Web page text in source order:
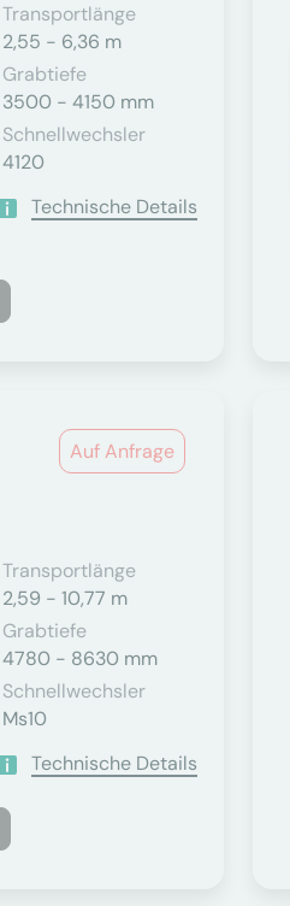
Transportlänge
2,55 - 6,36 m
Grabtiefe
3500 - 4150 mm
Schnellwechsler
4120
Technische Details
Auf Anfrage
Transportlänge
2,59 - 10,77 m
Grabtiefe
4780 - 8630 mm
Schnellwechsler
Ms10
Technische Details